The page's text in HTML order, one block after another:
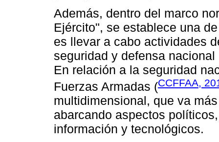
Además, dentro del marco
Ejército", se establece una
es llevar a cabo actividades
seguridad y defensa
En relación a la seguridad
Fuerzas Armadas (CCFFAA,
multidimensional, que va
abarcando aspectos
información y tecnológicos.